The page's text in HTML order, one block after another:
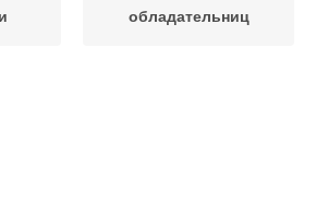
обладательниц